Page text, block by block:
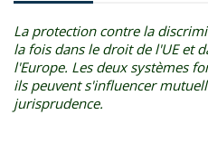
La protection contre la
la fois dans le droit de l'UE et
l'Europe. Les deux systèmes
ils peuvent s'influencer
jurisprudence.